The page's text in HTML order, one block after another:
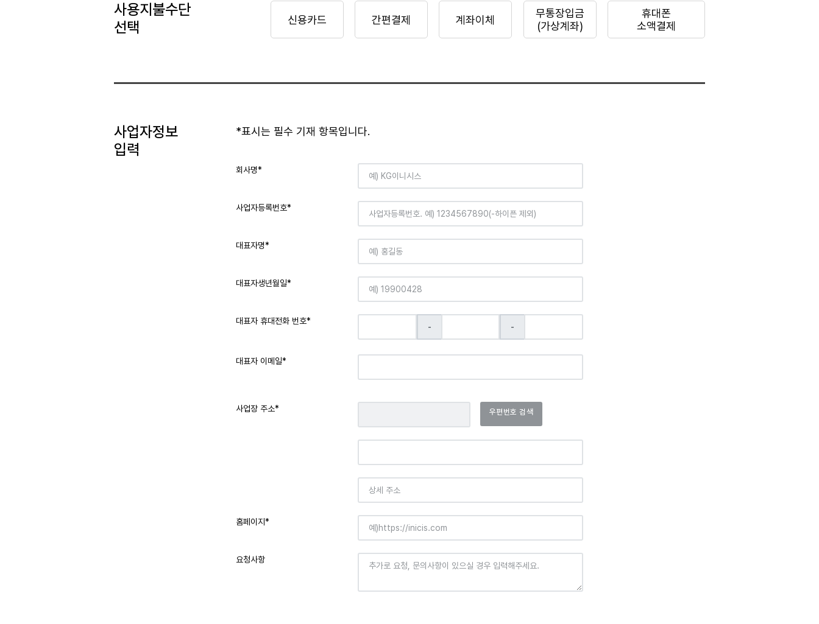
사용지불수단
선택
신용카드 간편결제 계좌이체
무통장입금
(가상계좌)
휴대폰
소액결제
사업자정보
입력
*표시는 필수 기재 항목입니다.
회사명*
사업자등록번호*
대표자명*
대표자생년월일*
대표자 휴대전화 번호*
- -
대표자 이메일*
사업장 주소* 우편번호 검색
홈페이지*
요청사항